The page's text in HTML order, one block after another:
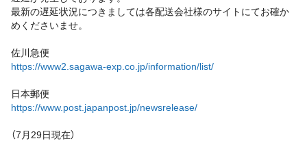
最新の遅延状況につきましては各配送会社様のサイトにてお確か
めくださいませ。
佐川急便
https://www2.sagawa-exp.co.jp/information/list/
日本郵便
https://www.post.japanpost.jp/newsrelease/
（7月29日現在）